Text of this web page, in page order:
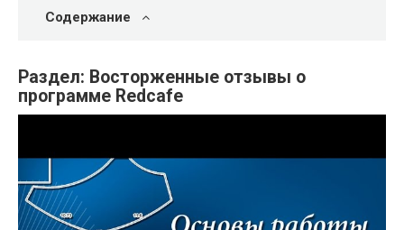
Содержание
Раздел: Восторженные отзывы о
программе Redcafe